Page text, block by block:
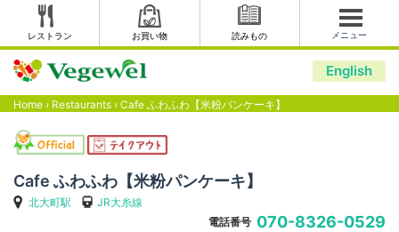
レストラン お買い物 読みもの メニュー
English
Home › Restaurants › Cafe ふわふわ【米粉パンケーキ】
Cafe ふわふわ【米粉パンケーキ】
北大町駅
JR大糸線
電話番号 070-8326-0529